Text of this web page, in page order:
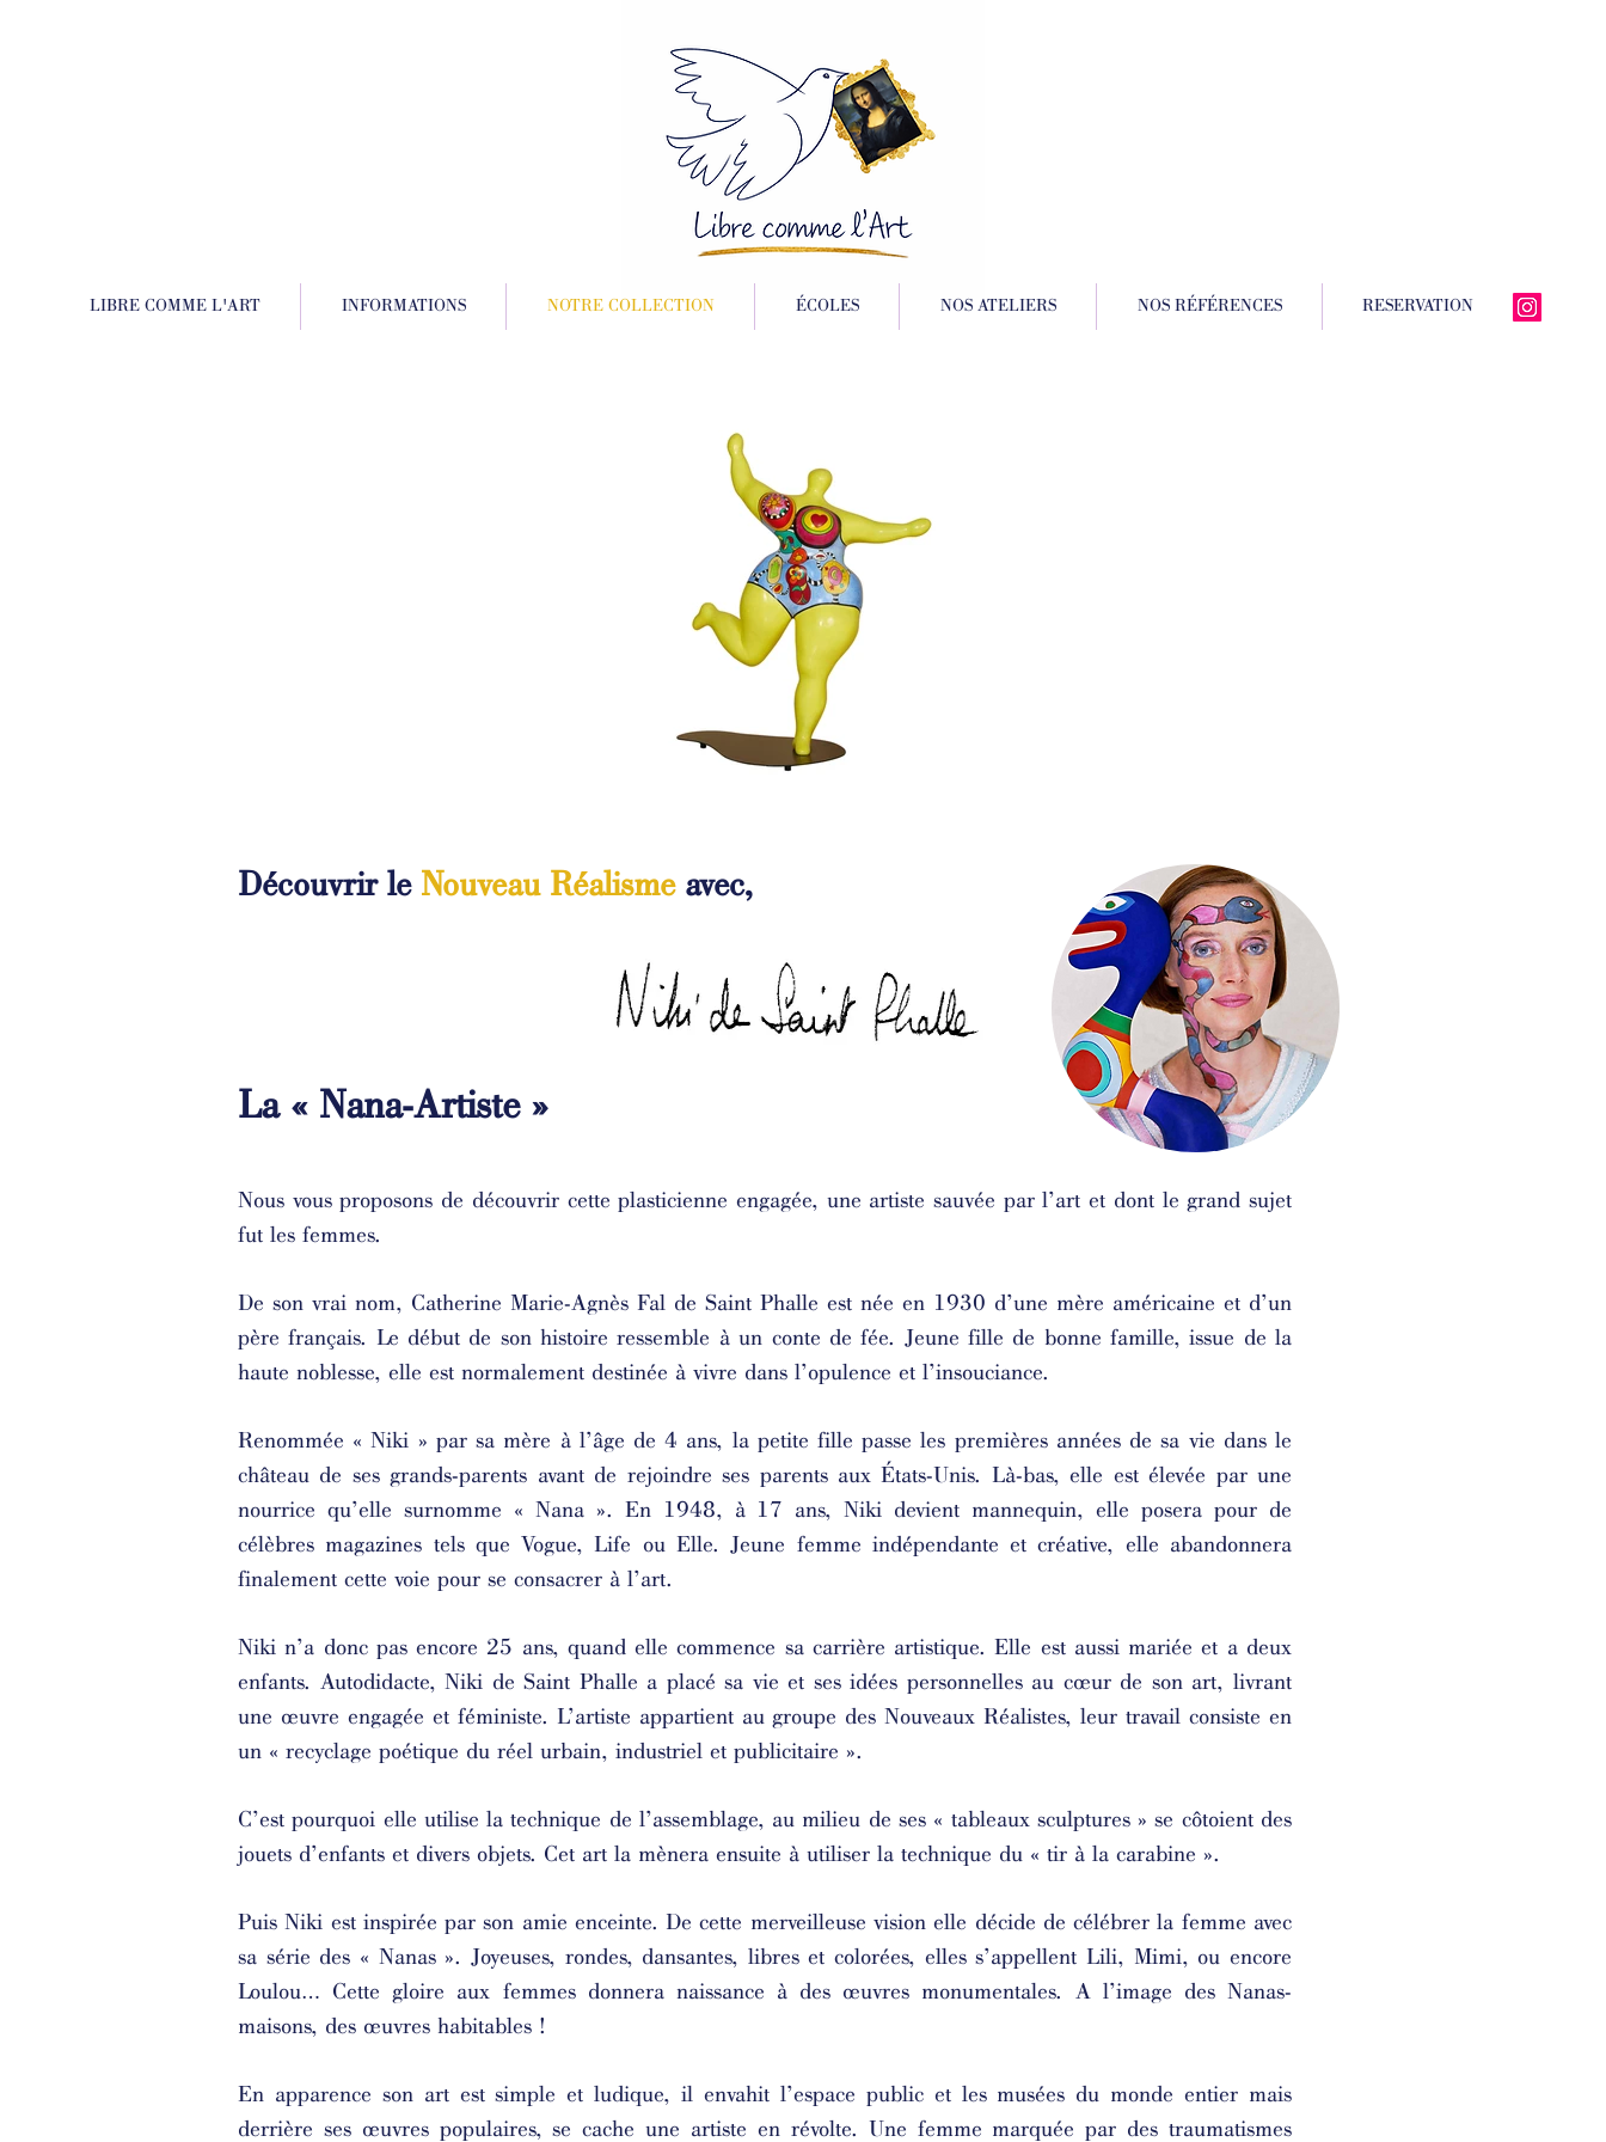
LIBRE COMME L'ART INFORMATIONS NOTRE COLLECTION ÉCOLES NOS ATELIERS NOS RÉFÉRENCES RESERVATION
La « Nana-Artiste »
Nous vous proposons de découvrir cette plasticienne engagée, une artiste sauvée par l’art et dont le grand sujet
fut les femmes.
De son vrai nom, Catherine Marie-Agnès Fal de Saint Phalle est née en 1930 d’une mère américaine et d’un
père français. Le début de son histoire ressemble à un conte de fée. Jeune fille de bonne famille, issue de la
haute noblesse, elle est normalement destinée à vivre dans l’opulence et l’insouciance.
Renommée « Niki » par sa mère à l’âge de 4 ans, la petite fille passe les premières années de sa vie dans le
château de ses grands-parents avant de rejoindre ses parents aux États-Unis. Là-bas, elle est élevée par une
nourrice qu’elle surnomme « Nana ». En 1948, à 17 ans, Niki devient mannequin, elle posera pour de
célèbres magazines tels que Vogue, Life ou Elle. Jeune femme indépendante et créative, elle abandonnera
finalement cette voie pour se consacrer à l’art.
Niki n’a donc pas encore 25 ans, quand elle commence sa carrière artistique. Elle est aussi mariée et a deux
enfants. Autodidacte, Niki de Saint Phalle a placé sa vie et ses idées personnelles au cœur de son art, livrant
une œuvre engagée et féministe. L’artiste appartient au groupe des Nouveaux Réalistes, leur travail consiste en
un « recyclage poétique du réel urbain, industriel et publicitaire ».
C’est pourquoi elle utilise la technique de l’assemblage, au milieu de ses « tableaux sculptures » se côtoient des
jouets d’enfants et divers objets. Cet art la mènera ensuite à utiliser la technique du « tir à la carabine ».
Puis Niki est inspirée par son amie enceinte. De cette merveilleuse vision elle décide de célébrer la femme avec
sa série des « Nanas ». Joyeuses, rondes, dansantes, libres et colorées, elles s’appellent Lili, Mimi, ou encore
Loulou… Cette gloire aux femmes donnera naissance à des œuvres monumentales. A l’image des Nanas-
maisons, des œuvres habitables !
En apparence son art est simple et ludique, il envahit l’espace public et les musées du monde entier mais
derrière ses œuvres populaires, se cache une artiste en révolte. Une femme marquée par des traumatismes
Découvrir le Nouveau Réalisme avec,